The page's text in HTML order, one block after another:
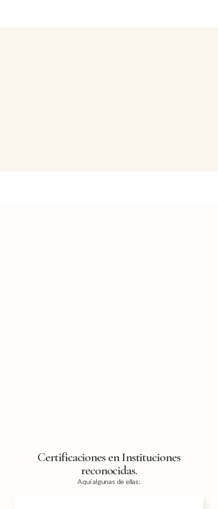
Certificaciones en Instituciones
reconocidas.
Aquí algunas de ellas: